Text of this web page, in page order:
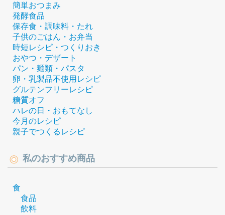
簡単おつまみ
発酵食品
保存食・調味料・たれ
子供のごはん・お弁当
時短レシピ・つくりおき
おやつ・デザート
パン・麺類・パスタ
卵・乳製品不使用レシピ
グルテンフリーレシピ
糖質オフ
ハレの日・おもてなし
今月のレシピ
親子でつくるレシピ
私のおすすめ商品
食
食品
飲料